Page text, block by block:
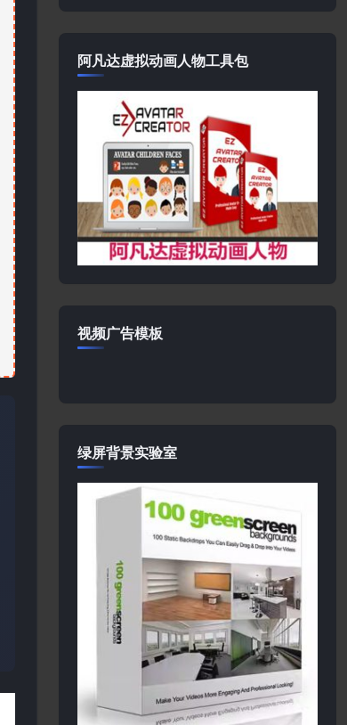
阿凡达虚拟动画人物工具包
视频广告模板
绿屏背景实验室